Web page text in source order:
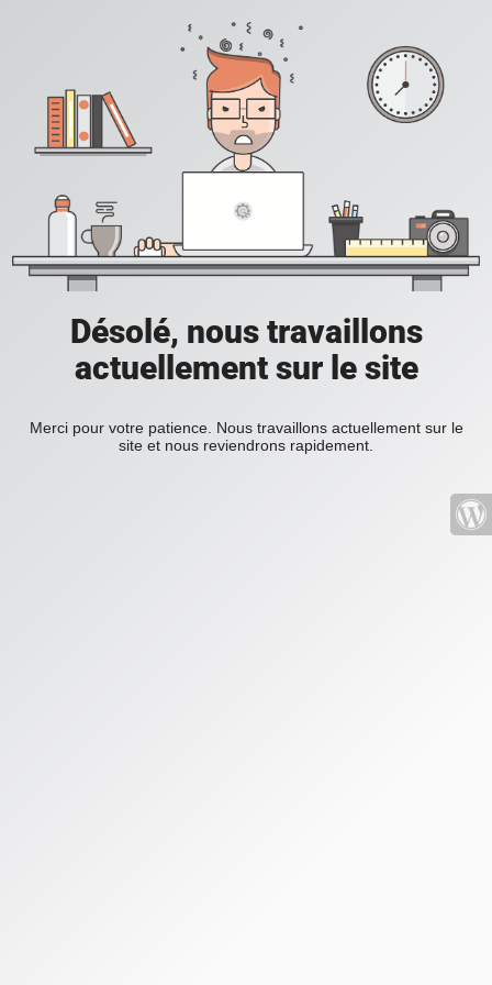
Désolé, nous travaillons
actuellement sur le site
Merci pour votre patience. Nous travaillons actuellement sur le
site et nous reviendrons rapidement.